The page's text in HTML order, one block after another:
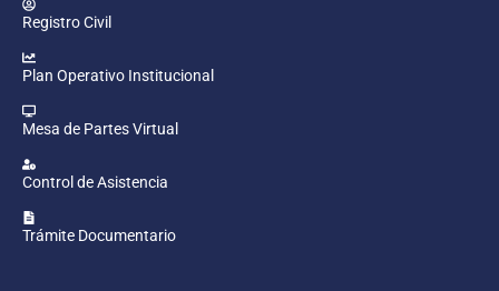
Registro Civil
Plan Operativo Institucional
Mesa de Partes Virtual
Control de Asistencia
Trámite Documentario